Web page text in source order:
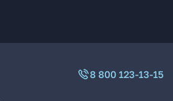
8 800 123-13-15